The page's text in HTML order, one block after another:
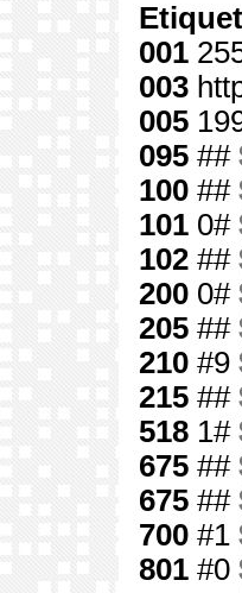
001
003
005
095 ##
100 ##
101 0#
102 ##
200 0#
205 ##
210 #9
215 ##
518 1#
675 ##
675 ##
700 #1
801 #0